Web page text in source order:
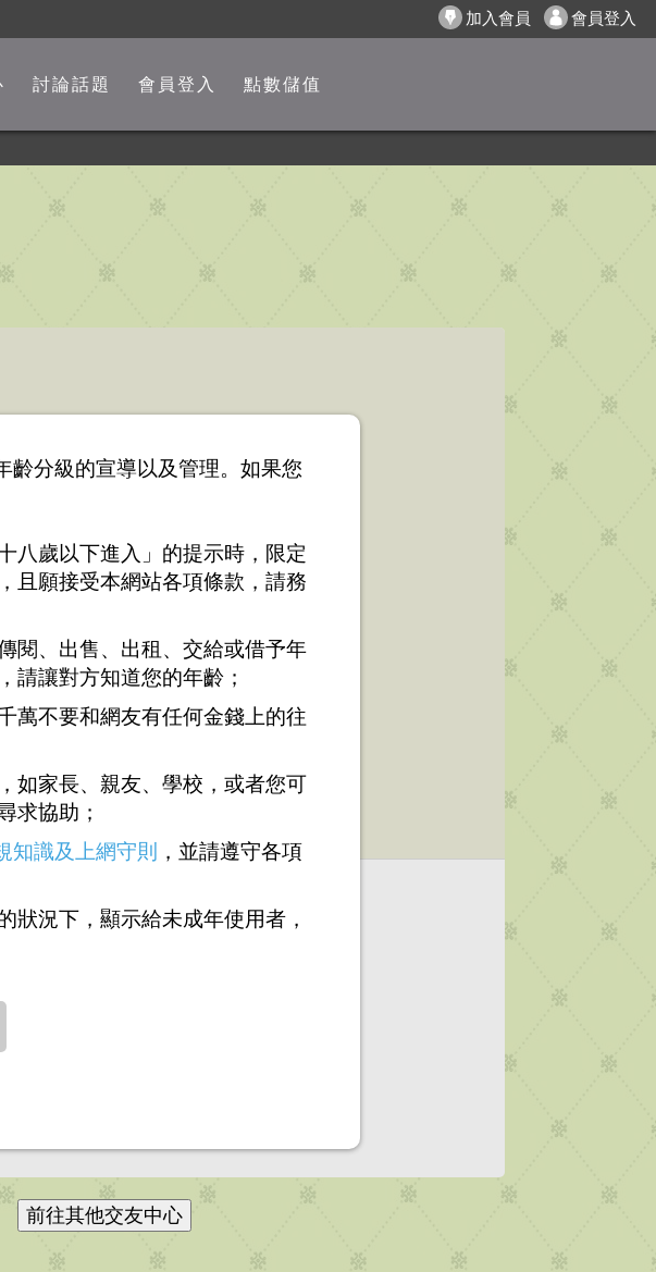
加入會員 會員登入
心
心
討論話題
嘴砲是非館
心情分享館
同志文學館
激情文學館
會員登入 點數儲值
齡分級的宣導以及管理。如果您
八歲以下進入」的提示時，限定
且願接受本網站各項條款，請務
閱、出售、出租、交給或借予年
請讓對方知道您的年齡；
萬不要和網友有任何金錢上的往
如家長、親友、學校，或者您可
求協助；
知識及上網守則
，並請遵守各項
狀況下，顯示給未成年使用者，